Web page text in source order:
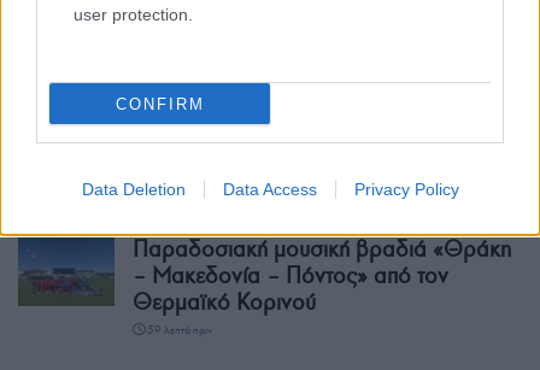
user protection.
CONFIRM
Data Deletion Data Access Privacy Policy
ΡΟΗ ΕΙΔΗΣΕΩΝ
Τεχνολογία: Από το 5G στην εποχή της
28 λεπτά πριν
Παραδοσιακή μουσική βραδιά «Θράκη
– Μακεδονία – Πόντος» από τον
Θερμαϊκό Κορινού
59 λεπτά πριν